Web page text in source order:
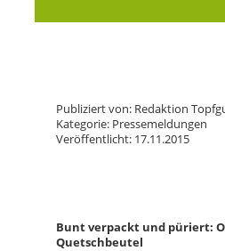
Publiziert von: Redaktion
Kategorie: Pressemeldungen
Veröffentlicht: 17.11.2015
Bunt verpackt und püriert:
Quetschbeutel